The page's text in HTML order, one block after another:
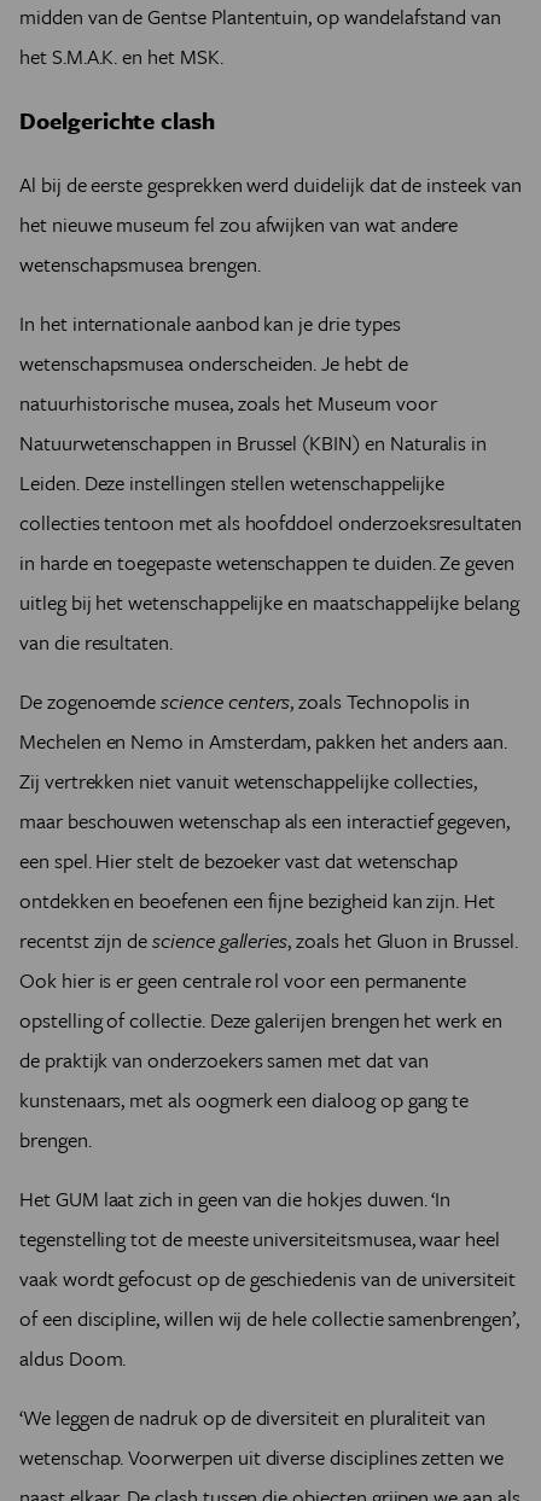
midden van de Gentse Plantentuin, op wandelafstand van
het S.M.A.K. en het MSK.
Doelgerichte clash
Al bij de eerste gesprekken werd duidelijk dat de insteek van
het nieuwe museum fel zou afwijken van wat andere
wetenschapsmusea brengen.
In het internationale aanbod kan je drie types
wetenschapsmusea onderscheiden. Je hebt de
natuurhistorische musea, zoals het Museum voor
Natuurwetenschappen in Brussel (KBIN) en Naturalis in
Leiden. Deze instellingen stellen wetenschappelijke
collecties tentoon met als hoofddoel onderzoeksresultaten
in harde en toegepaste wetenschappen te duiden. Ze geven
uitleg bij het wetenschappelijke en maatschappelijke belang
van die resultaten.
De zogenoemdescience centers, zoals Technopolis in
Mechelen en Nemo in Amsterdam, pakken het anders aan.
Zij vertrekken niet vanuit wetenschappelijke collecties,
maar beschouwen wetenschap als een interactief gegeven,
een spel. Hier stelt de bezoeker vast dat wetenschap
ontdekken en beoefenen een fijne bezigheid kan zijn. Het
recentst zijn descience galleries, zoals het Gluon in Brussel.
Ook hier is er geen centrale rol voor een permanente
opstelling of collectie. Deze galerijen brengen het werk en
de praktijk van onderzoekers samen met dat van
kunstenaars, met als oogmerk een dialoog op gang te
brengen.
Het GUM laat zich in geen van die hokjes duwen. ‘In
tegenstelling tot de meeste universiteitsmusea, waar heel
vaak wordt gefocust op de geschiedenis van de universiteit
of een discipline, willen wij de hele collectie samenbrengen’,
aldus Doom.
‘We leggen de nadruk op de diversiteit en pluraliteit van
wetenschap. Voorwerpen uit diverse disciplines zetten we